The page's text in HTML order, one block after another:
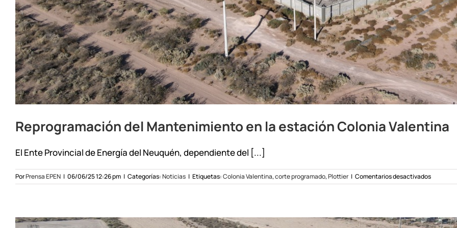
Reprogramación del Mantenimiento en la estación Colonia Valentina
El Ente Provincial de Energía del Neuquén, dependiente del [...]
PorPrensa EPEN | 06/06/25 12:26 pm | Categorías:Noticias | Etiquetas:Colonia Valentina,corte programado,Plottier | Comentarios desactivadosen
la